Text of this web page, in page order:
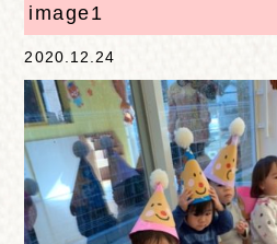
image1
2020.12.24